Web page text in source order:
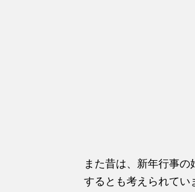
また昔は、新年行事
するとも考えられてい